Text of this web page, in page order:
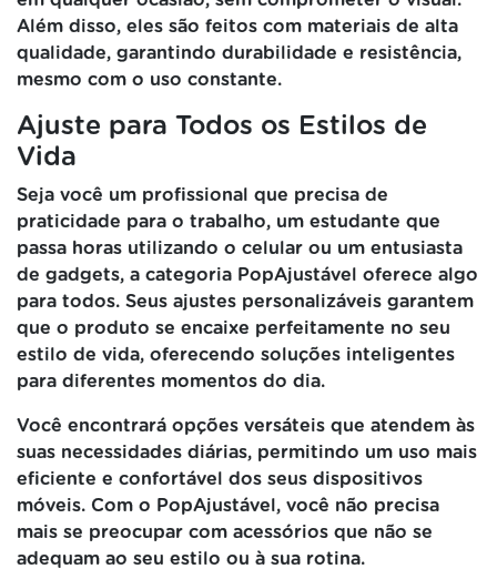
Além disso, eles são feitos com materiais de alta
qualidade, garantindo durabilidade e resistência,
mesmo com o uso constante.
Ajuste para Todos os Estilos de
Vida
Seja você um profissional que precisa de
praticidade para o trabalho, um estudante que
passa horas utilizando o celular ou um entusiasta
de gadgets, a categoria PopAjustável oferece algo
para todos. Seus ajustes personalizáveis garantem
que o produto se encaixe perfeitamente no seu
estilo de vida, oferecendo soluções inteligentes
para diferentes momentos do dia.
Você encontrará opções versáteis que atendem às
suas necessidades diárias, permitindo um uso mais
eficiente e confortável dos seus dispositivos
móveis. Com o PopAjustável, você não precisa
mais se preocupar com acessórios que não se
adequam ao seu estilo ou à sua rotina.